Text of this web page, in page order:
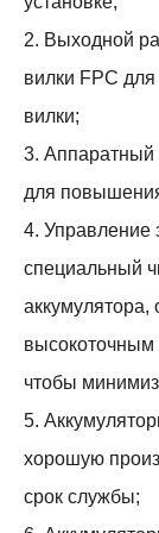
2. Выходной
вилки FPC
вилки;
3.
для
4. Управление
специальный
высокоточным
чтобы
5.
хорошую
срок службы;